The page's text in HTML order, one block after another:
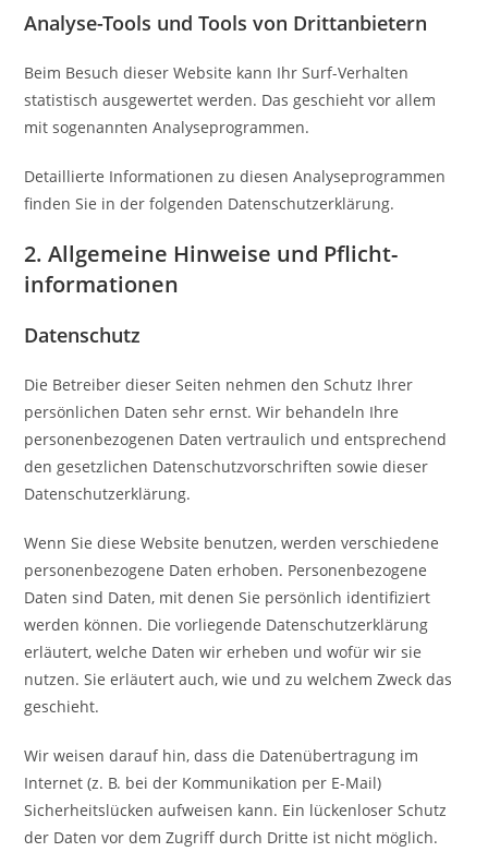
Analyse-Tools und Tools von Dritt­anbietern
Beim Besuch dieser Website kann Ihr Surf-Verhalten
statistisch ausgewertet werden. Das geschieht vor allem
mit sogenannten Analyseprogrammen.
Detaillierte Informationen zu diesen Analyseprogrammen
finden Sie in der folgenden Datenschutzerklärung.
2. Allgemeine Hinweise und Pflicht­
informationen
Datenschutz
Die Betreiber dieser Seiten nehmen den Schutz Ihrer
persönlichen Daten sehr ernst. Wir behandeln Ihre
personenbezogenen Daten vertraulich und entsprechend
den gesetzlichen Datenschutzvorschriften sowie dieser
Datenschutzerklärung.
Wenn Sie diese Website benutzen, werden verschiedene
personenbezogene Daten erhoben. Personenbezogene
Daten sind Daten, mit denen Sie persönlich identifiziert
werden können. Die vorliegende Datenschutzerklärung
erläutert, welche Daten wir erheben und wofür wir sie
nutzen. Sie erläutert auch, wie und zu welchem Zweck das
geschieht.
Wir weisen darauf hin, dass die Datenübertragung im
Internet (z. B. bei der Kommunikation per E-Mail)
Sicherheitslücken aufweisen kann. Ein lückenloser Schutz
der Daten vor dem Zugriff durch Dritte ist nicht möglich.